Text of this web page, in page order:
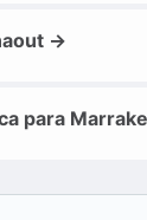
→
para